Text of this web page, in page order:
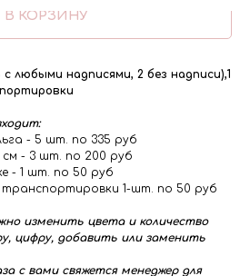
В КОРЗИНУ
любыми надписями, 2 без надписи),1
- 5 шт. по 335 руб
- 3 шт. по 200 руб
- 1 шт. по 50 руб
транспортировки 1-шт. по 50 руб
изменить цвета и количество
цифру, добавить или заменить
с вами свяжется менеджер для